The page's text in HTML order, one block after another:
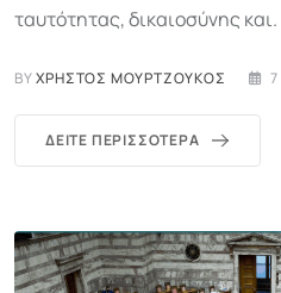
ταυτότητας, δικαιοσύνης και.
BYΧΡΉΣΤΟΣ ΜΟΥΡΤΖΟΎΚΟΣ
ΔΕΊΤΕ ΠΕΡΙΣΣΌΤΕΡΑ